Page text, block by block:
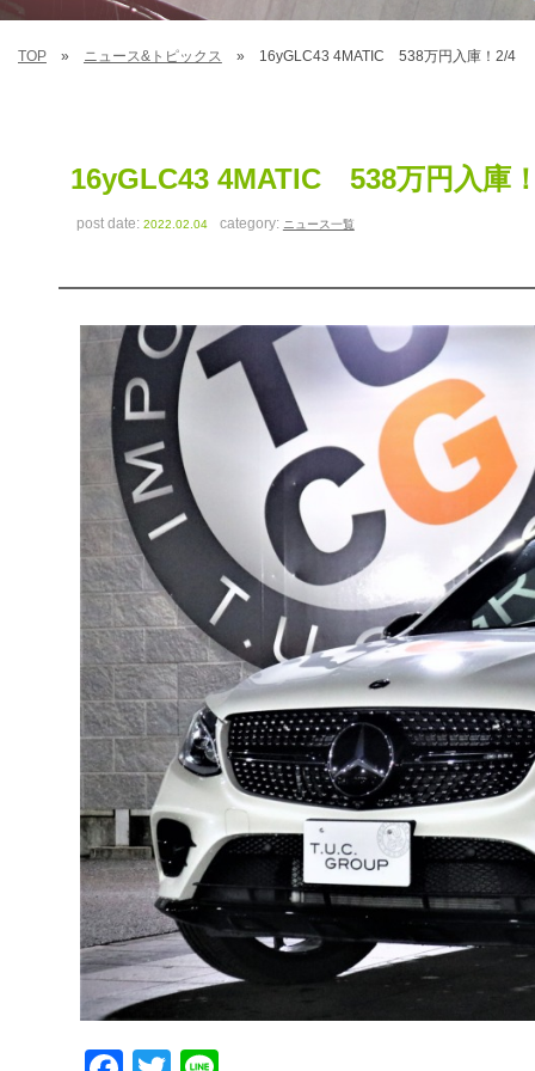
TOP ニュース&トピックス 16yGLC43 4MATIC 538万円入庫！2/4
16yGLC43 4MATIC 538万円入庫
post date:2022.02.04 category: ニュース一覧